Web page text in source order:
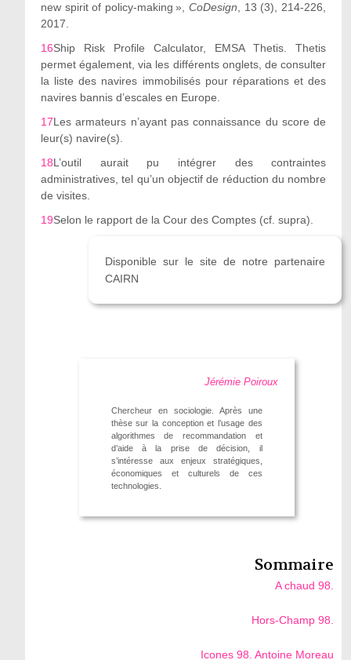
new spirit of policy-making », CoDesign, 13 (3), 214-226,
2017.
16Ship Risk Profile Calculator, EMSA Thetis. Thetis
permet également, via les différents onglets, de consulter
la liste des navires immobilisés pour réparations et des
navires bannis d’escales en Europe.
17Les armateurs n’ayant pas connaissance du score de
leur(s) navire(s).
18L’outil aurait pu intégrer des contraintes
administratives, tel qu’un objectif de réduction du nombre
de visites.
19Selon le rapport de la Cour des Comptes (cf. supra).
Disponible sur le site de notre partenaire
CAIRN
Jérémie Poiroux
Chercheur en sociologie. Après une
thèse sur la conception et l’usage des
algorithmes de recommandation et
d’aide à la prise de décision, il
s’intéresse aux enjeux stratégiques,
économiques et culturels de ces
technologies.
Sommaire
A chaud 98.
Hors-Champ 98.
Icones 98. Antoine Moreau